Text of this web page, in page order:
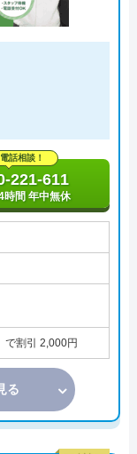
話相談！
221-611
時間 年中無休
で割引 2,000円
る